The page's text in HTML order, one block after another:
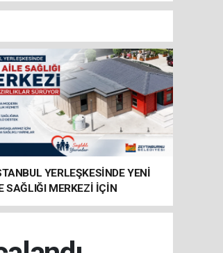
YERLEŞKESİNDE YENİ
SAĞLIĞI MERKEZİ İÇİN
SÜRÜYOR